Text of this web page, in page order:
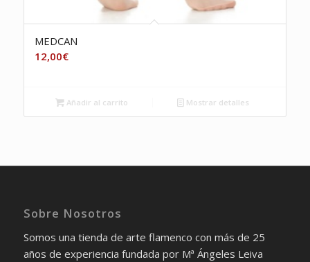
MEDCAN
12,00€
Añadir al carrito Mostrar detalles
Sobre Nosotros
Somos una tienda de arte flamenco con más de 25
años de experiencia fundada por Mª Ángeles Leiva